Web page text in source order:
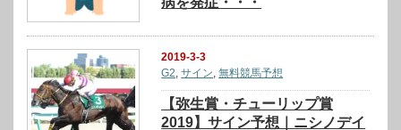
2019-3-3
G2,サイン,無料競馬予想
【弥生賞・チューリップ賞
2019】サイン予想｜ニシノデイ